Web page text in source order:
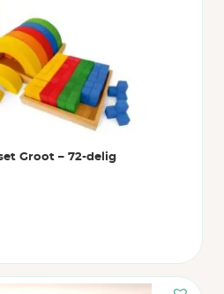
Groot – 72-delig